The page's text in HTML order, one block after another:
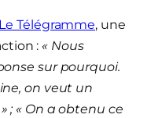
Télégramme, une
: « Nous
sur pourquoi.
on veut un
; « On a obtenu ce